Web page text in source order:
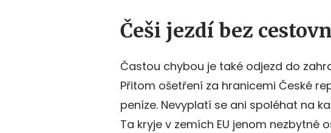
Češi jezdí bez
Častou chybou je také odjezd do
Přitom ošetření za hranicemi České
peníze. Nevyplatí se ani spoléhat na
Ta kryje v zemích EU jenom nezbytné